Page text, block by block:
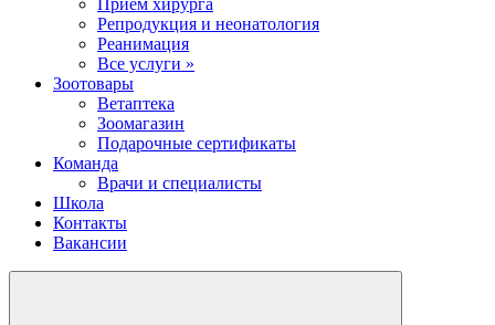
Прием хирурга
Репродукция и неонатология
Реанимация
Все услуги »
Зоотовары
Ветаптека
Зоомагазин
Подарочные сертификаты
Команда
Врачи и специалисты
Школа
Контакты
Вакансии